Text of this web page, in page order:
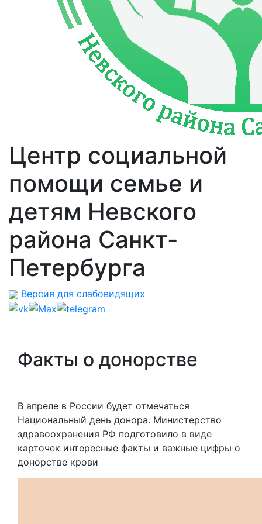
Центр социальной
помощи семье и
детям Невского
района Санкт-
Петербурга
Версия для слабовидящих
Факты о донорстве
В апреле в России будет отмечаться
Национальный день донора. Министерство
здравоохранения РФ подготовило в виде
карточек интересные факты и важные цифры о
донорстве крови